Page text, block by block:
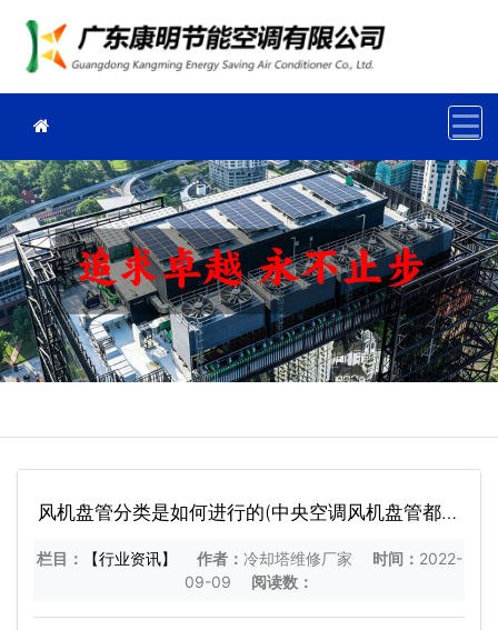
风机盘管分类是如何进行的(中央空调风机盘管都有
栏目： 【行业资讯】 作者： 冷却塔维修厂家 时间： 2022-
09-09
阅读数：